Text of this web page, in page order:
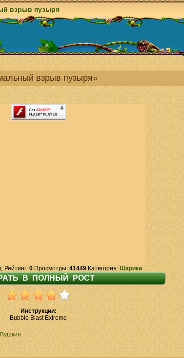
взрыв пузыря
взрыв пузыря»
Рейтинг: 0 Просмотры: 41449 Категория: Шарики
Инструкции:
Bubble Blast Extreme